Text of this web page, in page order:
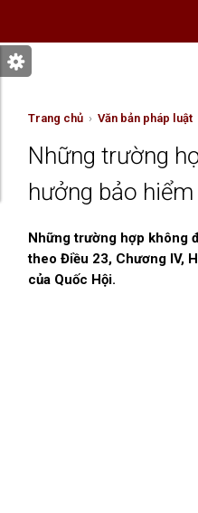
Trang chủ ›Văn bản pháp luật
Những trường
hưởng bảo hiểm
Những trường hợp không
theo Điều 23, Chương IV,
của Quốc Hội.